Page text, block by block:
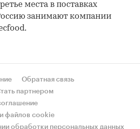
места в поставках
занимают компании
Обратная связь
партнером
файлов cookie
обработки персональных данных